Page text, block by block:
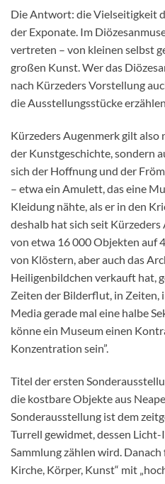
Die Antwort: die Vielseitigkeit
der Exponate. Im
vertreten – von kleinen selbst
großen Kunst. Wer das
nach Kürzeders Vorstellung
die Ausstellungsstücke
Kürzeders Augenmerk gilt
der Kunstgeschichte, sondern
sich der Hoffnung und der
– etwa ein Amulett, das eine
Kleidung nähte, als er in den
deshalb hat sich seit
von etwa 16 000 Objekten auf
von Klöstern, aber auch das
Heiligenbildchen verkauft hat,
Zeiten der Bilderflut, in Zeiten,
Media gerade mal eine halbe
könne ein Museum einen
Konzentration sein”.
Titel der ersten
die kostbare Objekte aus
Sonderausstellung ist dem
Turrell gewidmet, dessen
Sammlung zählen wird.
Kirche, Körper, Kunst“ mit